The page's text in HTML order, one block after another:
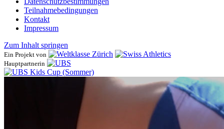
Teilnahmebedingungen
Kontakt
Impressum
Zum Inhalt springen
Ein Projekt von
Hauptpartnerin